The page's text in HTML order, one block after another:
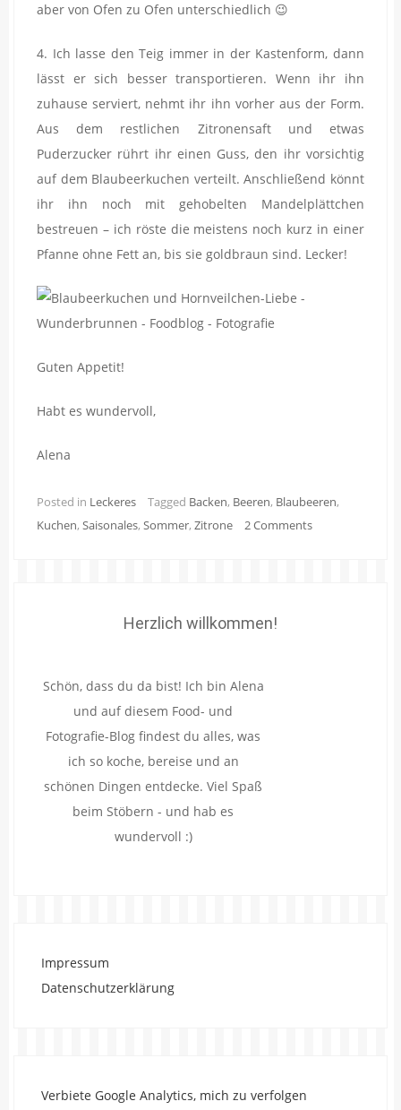
aber von Ofen zu Ofen unterschiedlich 😉
4. Ich lasse den Teig immer in der Kastenform, dann
lässt er sich besser transportieren. Wenn ihr ihn
zuhause serviert, nehmt ihr ihn vorher aus der Form.
Aus dem restlichen Zitronensaft und etwas
Puderzucker rührt ihr einen Guss, den ihr vorsichtig
auf dem Blaubeerkuchen verteilt. Anschließend könnt
ihr ihn noch mit gehobelten Mandelplättchen
bestreuen – ich röste die meistens noch kurz in einer
Pfanne ohne Fett an, bis sie goldbraun sind. Lecker!
Guten Appetit!
Habt es wundervoll,
Alena
Posted in Leckeres Tagged Backen, Beeren, Blaubeeren,
Kuchen, Saisonales, Sommer, Zitrone 2 Comments
Herzlich willkommen!
Schön, dass du da bist! Ich bin Alena
und auf diesem Food- und
Fotografie-Blog findest du alles, was
ich so koche, bereise und an
schönen Dingen entdecke. Viel Spaß
beim Stöbern - und hab es
wundervoll :)
Impressum
Datenschutzerklärung
Verbiete Google Analytics, mich zu verfolgen